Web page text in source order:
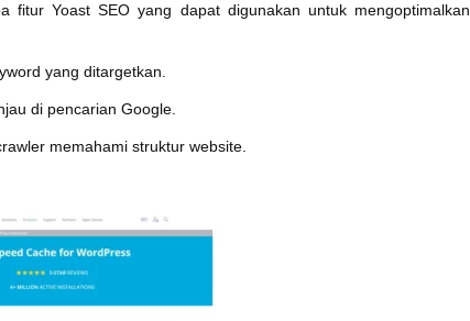
fitur Yoast SEO yang dapat digunakan untuk mengoptimalkan
yang ditargetkan.
di pencarian Google.
memahami struktur website.